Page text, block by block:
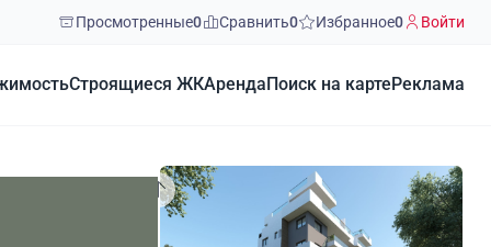
Просмотренные0 Сравнить0 Избранное0 Войти
Строящиеся ЖКАренда Поиск на карте Реклама